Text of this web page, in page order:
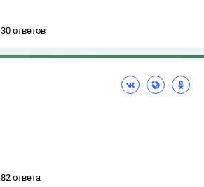
30 ответов
82 ответа